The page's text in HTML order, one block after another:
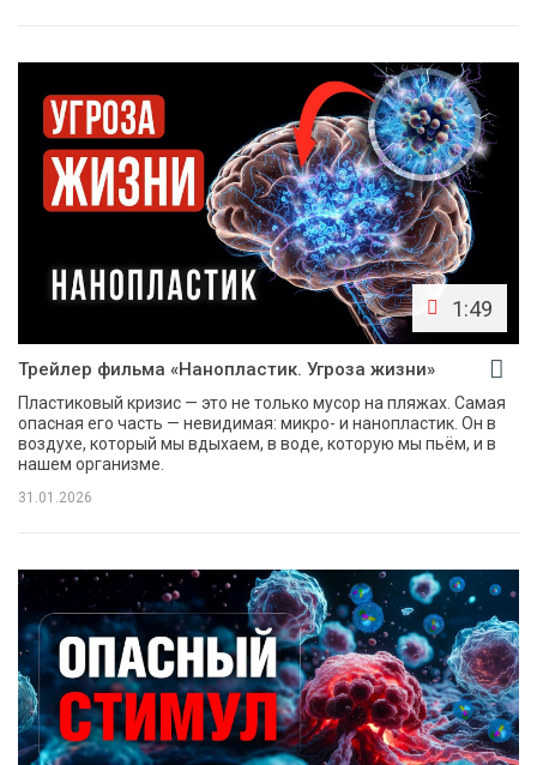
1:49
Трейлер фильма «Нанопластик. Угроза жизни»
Пластиковый кризис — это не только мусор на пляжах. Самая
опасная его часть — невидимая: микро- и нанопластик. Он в
воздухе, который мы вдыхаем, в воде, которую мы пьём, и в
нашем организме.
31.01.2026